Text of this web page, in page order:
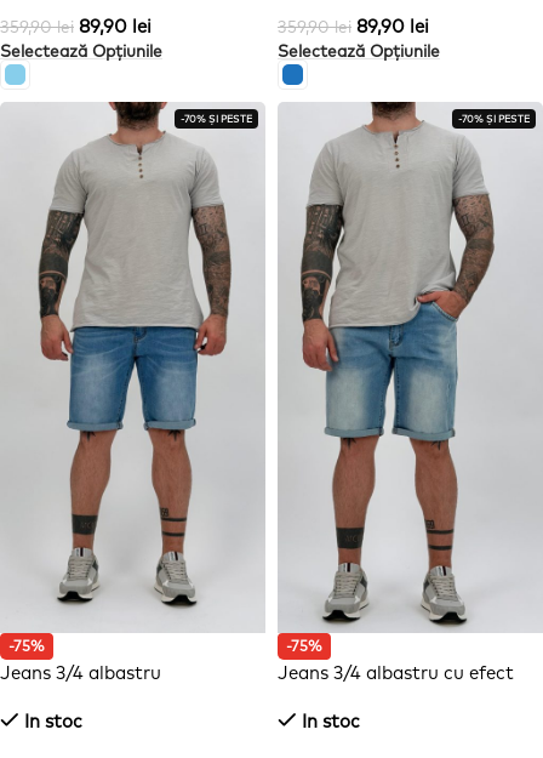
359,90lei 89,90 lei
Selectează Opțiunile
359,90lei 89,90 lei
Selectează Opțiunile
-70% ȘI PESTE
-75%
Jeans 3/4 albastru
In stoc
-70% ȘI PESTE
-75%
Jeans 3/4 albastru cu efect
In stoc